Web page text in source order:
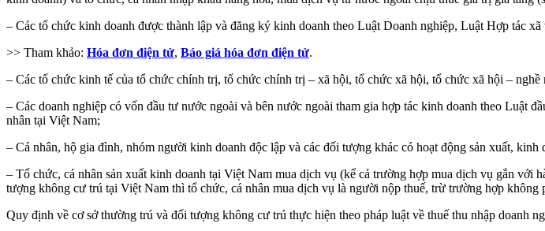
– Các tổ chức kinh doanh được thành lập và đăng ký kinh doanh theo Luật Doanh nghiệp, Luật Hợp tác
>> Tham khảo: Hóa đơn điện tử, Báo giá hóa đơn điện tử.
– Các tổ chức kinh tế của tổ chức chính trị, tổ chức chính trị – xã hội, tổ chức xã hội, tổ chức xã hội –
– Các doanh nghiệp có vốn đầu tư nước ngoài và bên nước ngoài tham gia hợp tác kinh doanh theo Luật
nhân tại Việt Nam;
– Cá nhân, hộ gia đình, nhóm người kinh doanh độc lập và các đối tượng khác có hoạt động sản xuất, kinh
– Tổ chức, cá nhân sản xuất kinh doanh tại Việt Nam mua dịch vụ (kể cả trường hợp mua dịch vụ gắn
tượng không cư trú tại Việt Nam thì tổ chức, cá nhân mua dịch vụ là người nộp thuế, trừ trường hợp
Quy định về cơ sở thường trú và đối tượng không cư trú thực hiện theo pháp luật về thuế thu nhập doanh